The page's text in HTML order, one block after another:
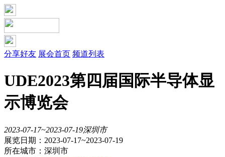
分享好友 展会首页 频道列表
UDE2023第四届国际半导体显
示博览会
2023-07-17~2023-07-19深圳市
展览日期：2023-07-17~2023-07-19
所在城市：深圳市